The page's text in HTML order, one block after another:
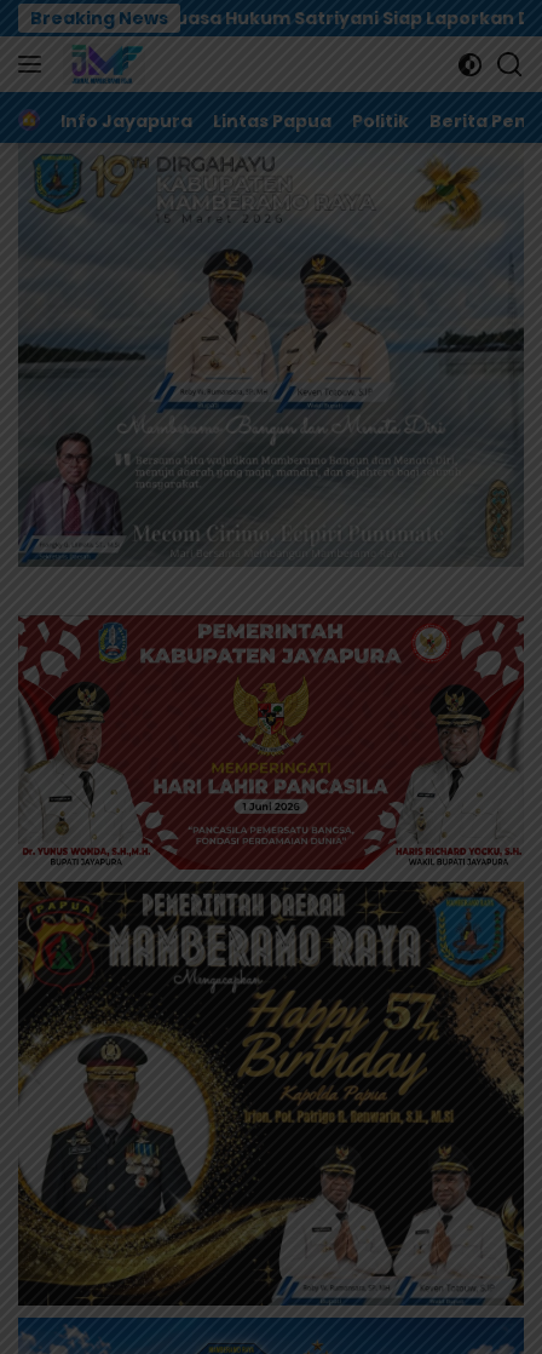
Langsung
ke
konten
Breaking News
Hukum Satriyani Siap Laporkan Dugaan Mafia Tanah ke
Home
Info Jayapura Lintas Papua Politik Berita